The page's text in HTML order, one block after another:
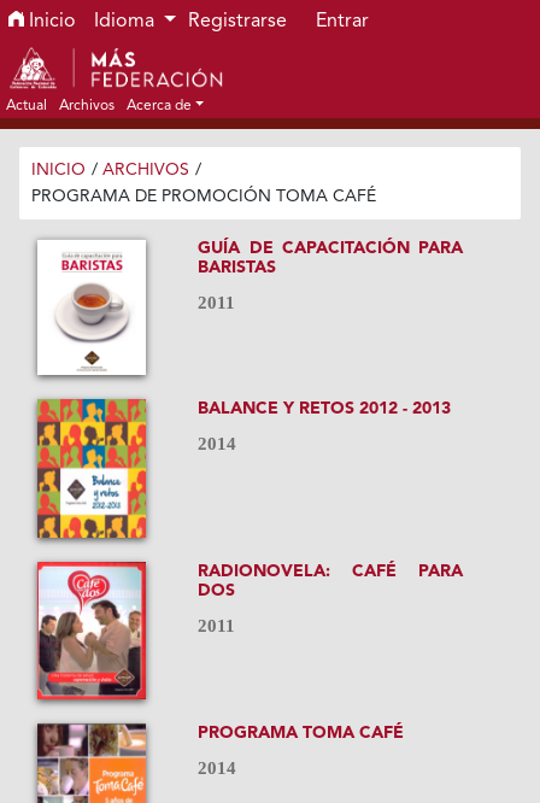
Ir al menú de navegación principal
Ir al contenido principal
Ir al pie de página del sitio
Inicio Idioma Registrarse Entrar
Actual Archivos Acerca de
INICIO / ARCHIVOS /
PROGRAMA DE PROMOCIÓN TOMA CAFÉ
GUÍA DE CAPACITACIÓN PARA
BARISTAS
2011
BALANCE Y RETOS 2012 - 2013
2014
RADIONOVELA: CAFÉ PARA
DOS
2011
PROGRAMA TOMA CAFÉ
2014